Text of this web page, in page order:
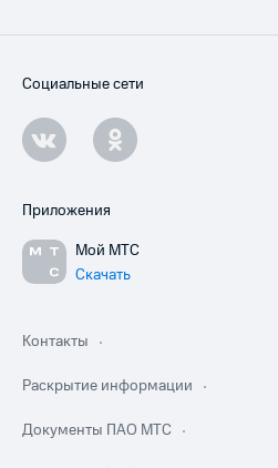
Социальные сети
Приложения
Мой МТС
Скачать
Контакты
Раскрытие информации
Документы ПАО МТС